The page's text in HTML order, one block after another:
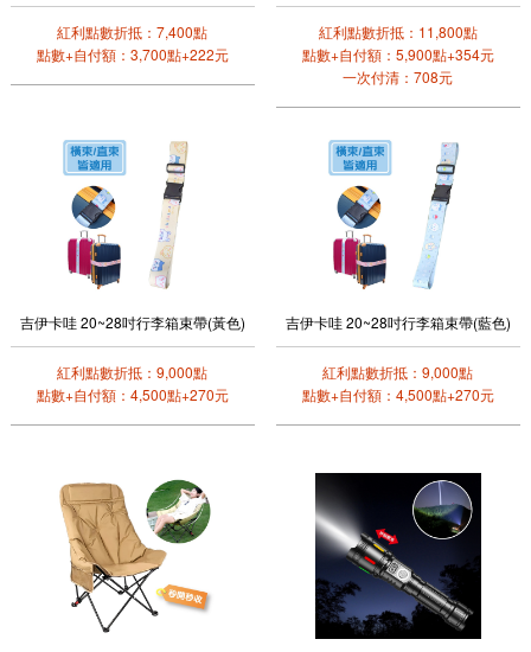
紅利點數折抵：7,400點
點數+自付額：3,700點+222元
紅利點數折抵：11,800點
點數+自付額：5,900點+354元
一次付清：708元
吉伊卡哇 20~28吋行李箱束帶(黃色)
紅利點數折抵：9,000點
點數+自付額：4,500點+270元
吉伊卡哇 20~28吋行李箱束帶(藍色)
紅利點數折抵：9,000點
點數+自付額：4,500點+270元